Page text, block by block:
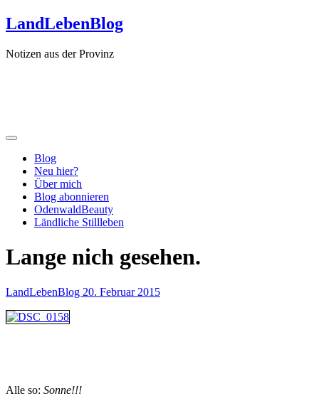
Zum
Inhalt
LandLebenBlog
Notizen aus der Provinz
Blog
Neu hier?
Über mich
Blog abonnieren
OdenwaldBeauty
Ländliche Stillleben
Lange nich gesehen.
LandLebenBlog 20. Februar 2015
Alle so: Sonne!!!